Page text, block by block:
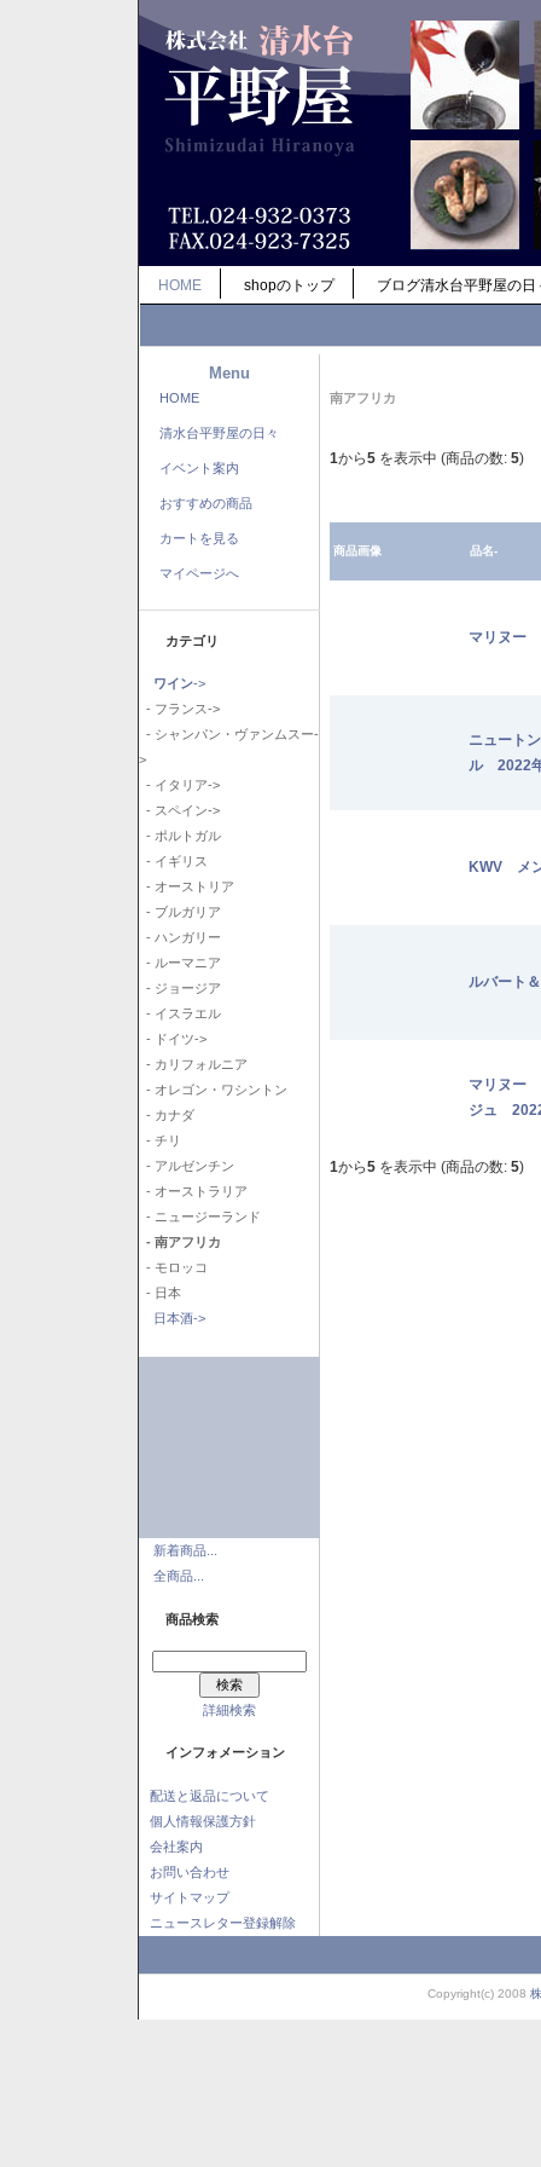
HOME shopのトップ ブログ清水台平野屋の日
Menu
HOME
清水台平野屋の日々
イベント案内
おすすめの商品
カートを見る
マイページへ
カテゴリ
ワイン->
- フランス->
- シャンパン・ヴァンムスー-
>
- イタリア->
- スペイン->
- ポルトガル
- イギリス
- オーストリア
- ブルガリア
- ハンガリー
- ルーマニア
- ジョージア
- イスラエル
- ドイツ->
- カリフォルニア
- オレゴン・ワシントン
- カナダ
- チリ
- アルゼンチン
- オーストラリア
- ニュージーランド
- 南アフリカ
- モロッコ
- 日本
日本酒->
新着商品...
全商品...
商品検索
詳細検索
インフォメーション
配送と返品について
個人情報保護方針
会社案内
お問い合わせ
サイトマップ
ニュースレター登録解除
南アフリカ
1から5 を表示中 (商品の数: 5)
商品画像 品名-
マリヌー
ニュート
ル 2022
KWV メ
ルバート
マリヌー
ジュ
1から5 を表示中 (商品の数: 5)
Copyright(c) 2008